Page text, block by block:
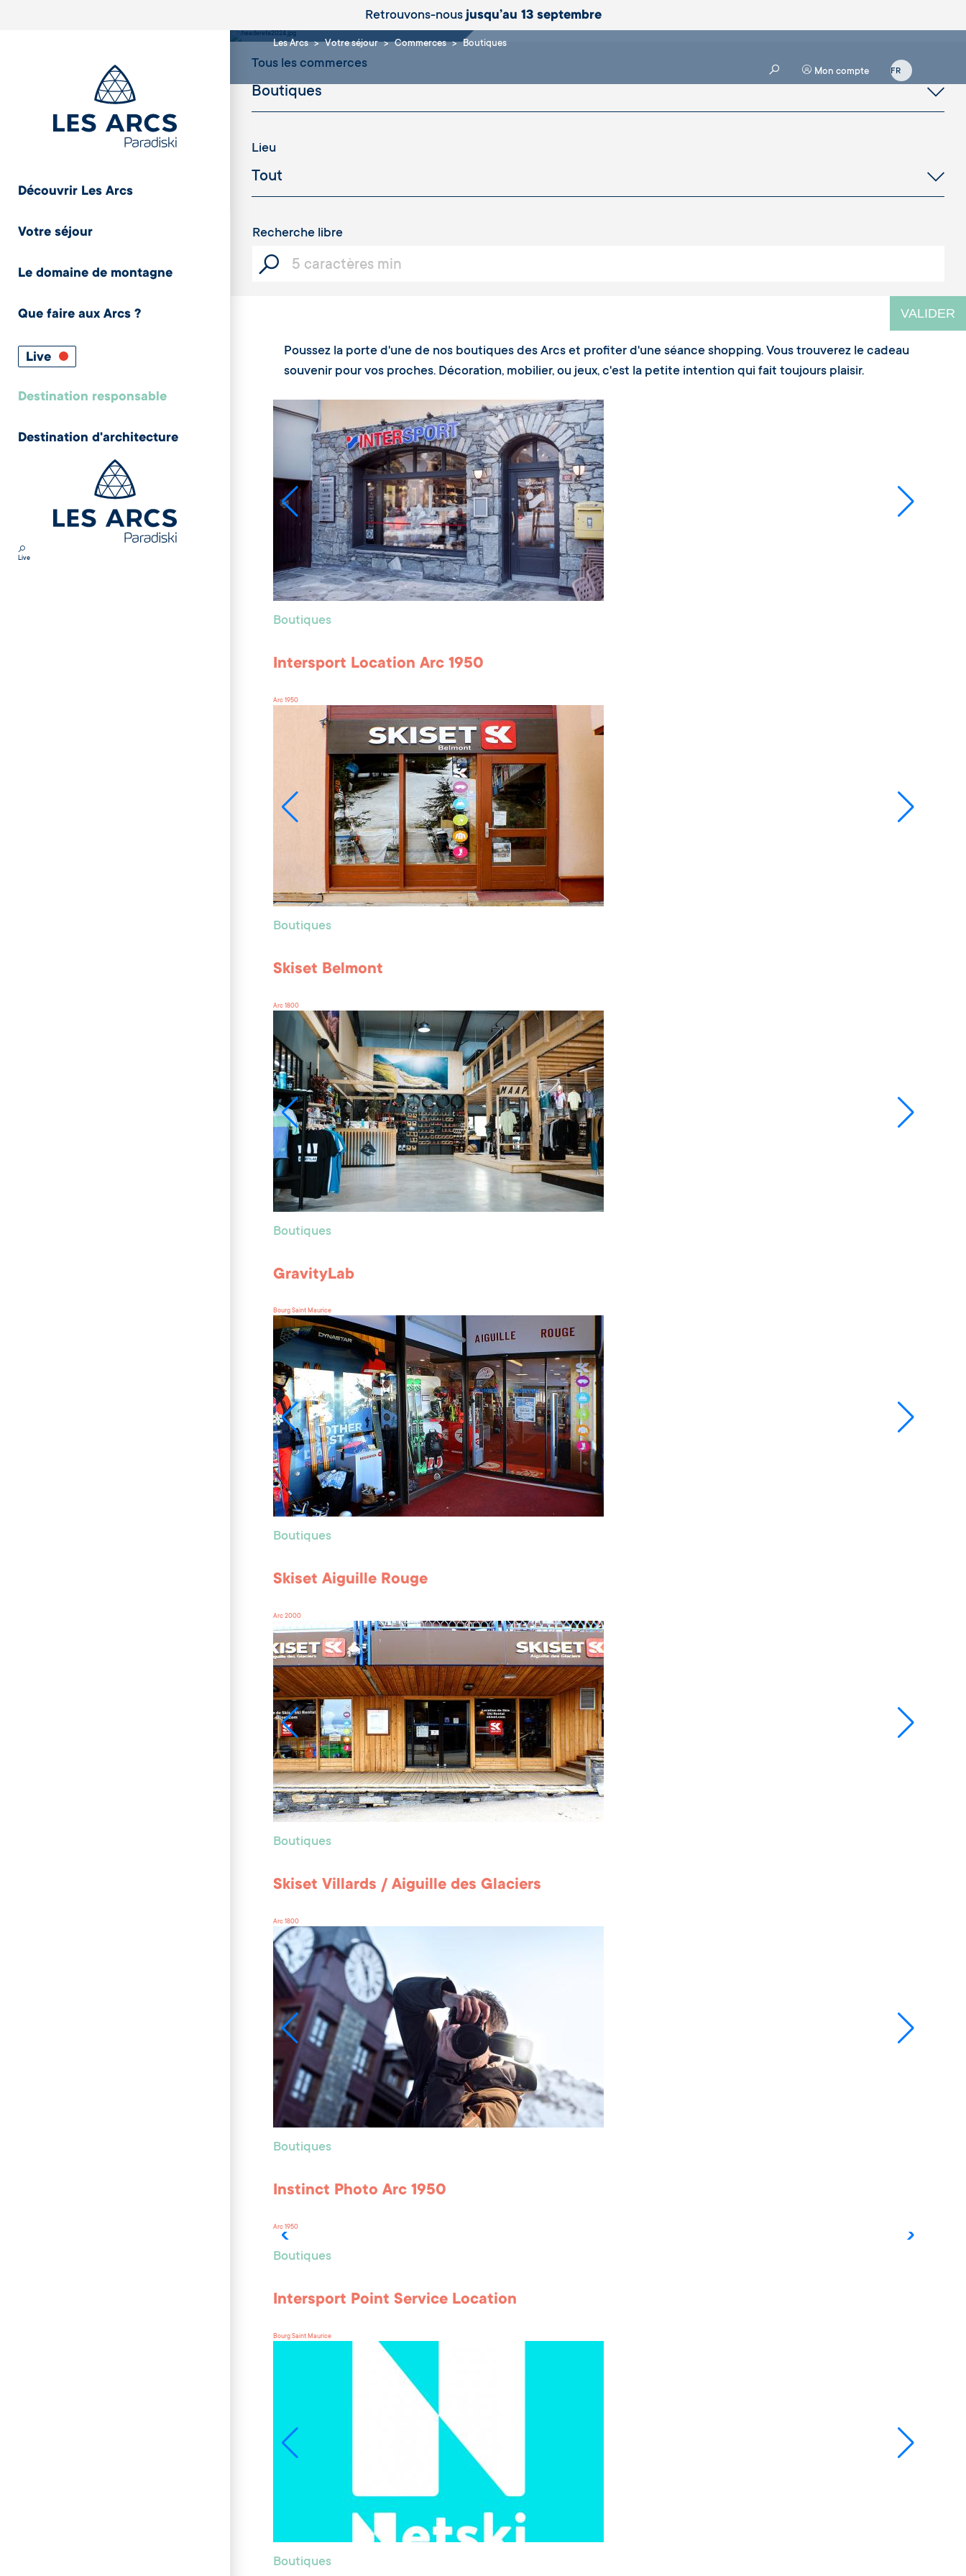
Retrouvons-nousjusqu’au 13 septembre
Découvrir Les Arcs
Votre séjour
Le domaine de montagne
Que faire aux Arcs ?
Live
Destination responsable
Destination d'architecture
Live
Les Arcs Votre séjour Commerces Boutiques
Mon compte
Tous les commerces
Lieu
Recherche libre
VALIDER
Poussez la porte d'une de nos boutiques des Arcs et profiter d'une séance shopping. Vous trouverez le cadeau
souvenir pour vos proches. Décoration, mobilier, ou jeux, c'est la petite intention qui fait toujours plaisir.
Boutiques
Intersport Location Arc 1950
Arc 1950
Boutiques
Skiset Belmont
Arc 1800
Boutiques
GravityLab
Bourg Saint Maurice
Boutiques
Skiset Aiguille Rouge
Arc 2000
Boutiques
Skiset Villards / Aiguille des Glaciers
Arc 1800
Boutiques
Instinct Photo Arc 1950
Arc 1950
Boutiques
Intersport Point Service Location
Bourg Saint Maurice
Boutiques